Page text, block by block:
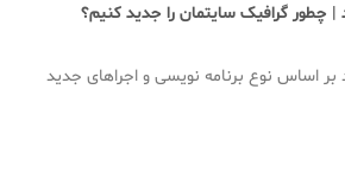
گرافیک سایتمان را جدید کنیم؟
اساس نوع برنامه نویسی و اجراهای جدید